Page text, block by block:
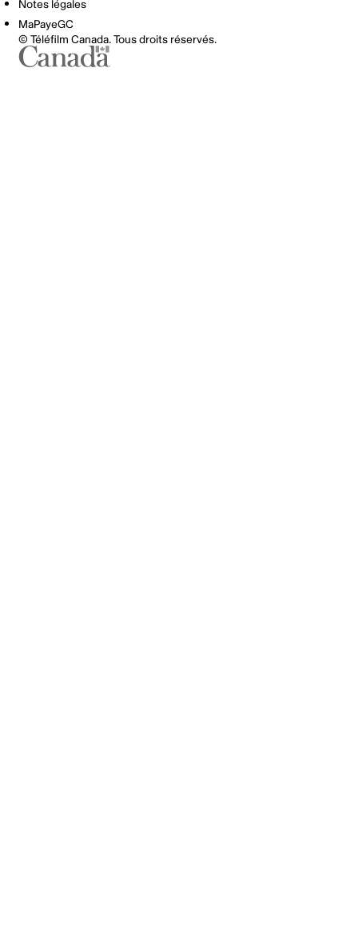
Notes légales
MaPayeGC
© Téléfilm Canada. Tous droits réservés.